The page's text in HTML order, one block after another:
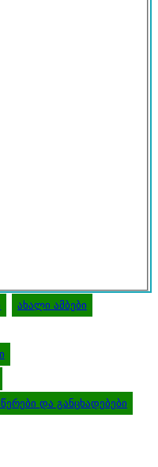
ახალი ამბები
და განცხადებები